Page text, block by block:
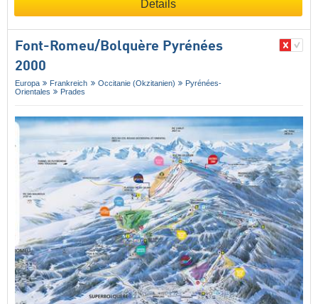
Details
Font-Romeu/​Bolquère Pyrénées
2000
Europa Frankreich Occitanie (Okzitanien)
Pyrénées-
Orientales
Prades